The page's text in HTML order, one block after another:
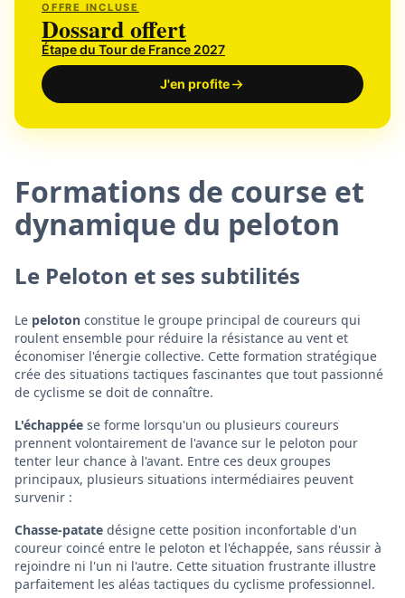
OFFRE INCLUSE
Dossard offert
Étape du Tour de France 2027
J'en profite
Formations de course et
dynamique du peloton
Le Peloton et ses subtilités
Le peloton constitue le groupe principal de coureurs qui
roulent ensemble pour réduire la résistance au vent et
économiser l'énergie collective. Cette formation stratégique
crée des situations tactiques fascinantes que tout passionné
de cyclisme se doit de connaître.
L'échappée se forme lorsqu'un ou plusieurs coureurs
prennent volontairement de l'avance sur le peloton pour
tenter leur chance à l'avant. Entre ces deux groupes
principaux, plusieurs situations intermédiaires peuvent
survenir :
Chasse-patate désigne cette position inconfortable d'un
coureur coincé entre le peloton et l'échappée, sans réussir à
rejoindre ni l'un ni l'autre. Cette situation frustrante illustre
parfaitement les aléas tactiques du cyclisme professionnel.